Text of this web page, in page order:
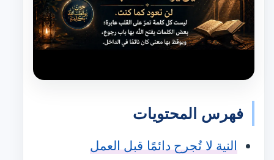
فهرس المحتويات
النية لا تُجرح دائمًا قبل العمل